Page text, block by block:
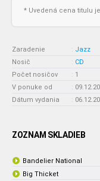
* Uvedená cena titulu
Zaradenie : Jazz
Nosič
: CD
Počet nosičov
: 1
V ponuke od
:
Dátum vydania
:
ZOZNAM SKLADIEB
Bandelier National
Big Thicket